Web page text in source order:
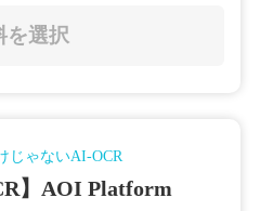
を選択
じゃないAI-OCR
】AOI Platform